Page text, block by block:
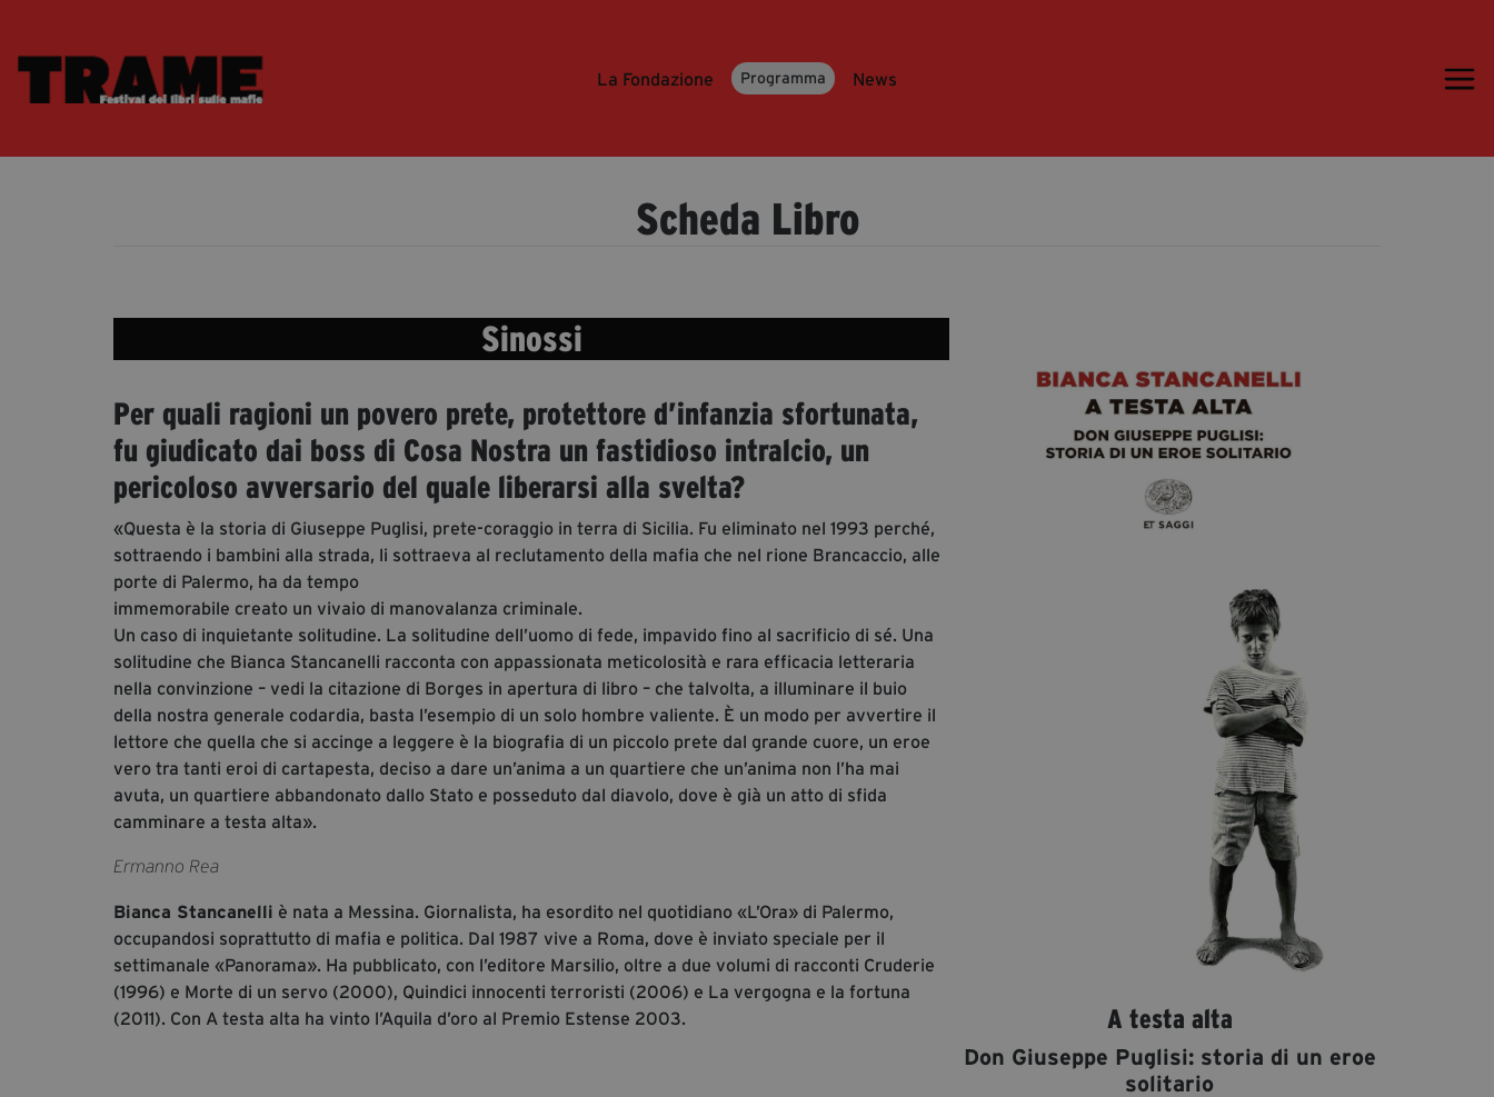
La Fondazione Programma News
Ospiti
Cartella Stampa
Rassegna Stampa
segreteria@tramefestival.it
info@tramefestival.it
+39 346 954 4078
Scheda Libro
Sinossi
Per quali ragioni un povero prete, protettore d’infanzia sfortunata,
fu giudicato dai boss di Cosa Nostra un fastidioso intralcio, un
pericoloso avversario del quale liberarsi alla svelta?
«Questa è la storia di Giuseppe Puglisi, prete-coraggio in terra di Sicilia. Fu eliminato nel 1993 perché,
sottraendo i bambini alla strada, li sottraeva al reclutamento della mafia che nel rione Brancaccio, alle
porte di Palermo, ha da tempo
immemorabile creato un vivaio di manovalanza criminale.
Un caso di inquietante solitudine. La solitudine dell’uomo di fede, impavido fino al sacrificio di sé. Una
solitudine che Bianca Stancanelli racconta con appassionata meticolosità e rara efficacia letteraria
nella convinzione – vedi la citazione di Borges in apertura di libro – che talvolta, a illuminare il buio
della nostra generale codardia, basta l’esempio di un solo hombre valiente. È un modo per avvertire il
lettore che quella che si accinge a leggere è la biografia di un piccolo prete dal grande cuore, un eroe
vero tra tanti eroi di cartapesta, deciso a dare un’anima a un quartiere che un’anima non l’ha mai
avuta, un quartiere abbandonato dallo Stato e posseduto dal diavolo, dove è già un atto di sfida
camminare a testa alta».
Ermanno Rea
Bianca Stancanelli è nata a Messina. Giornalista, ha esordito nel quotidiano «L’Ora» di Palermo,
occupandosi soprattutto di mafia e politica. Dal 1987 vive a Roma, dove è inviato speciale per il
settimanale «Panorama». Ha pubblicato, con l’editore Marsilio, oltre a due volumi di racconti Cruderie
(1996) e Morte di un servo (2000), Quindici innocenti terroristi (2006) e La vergogna e la fortuna
(2011). Con A testa alta ha vinto l’Aquila d’oro al Premio Estense 2003.
A testa alta
Don Giuseppe Puglisi: storia di un eroe
solitario